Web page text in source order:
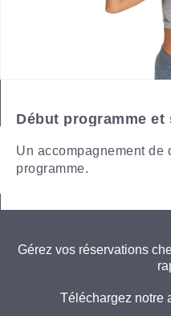
Début programme et
Un accompagnement de
programme.
Gérez vos réservations
Téléchargez notre